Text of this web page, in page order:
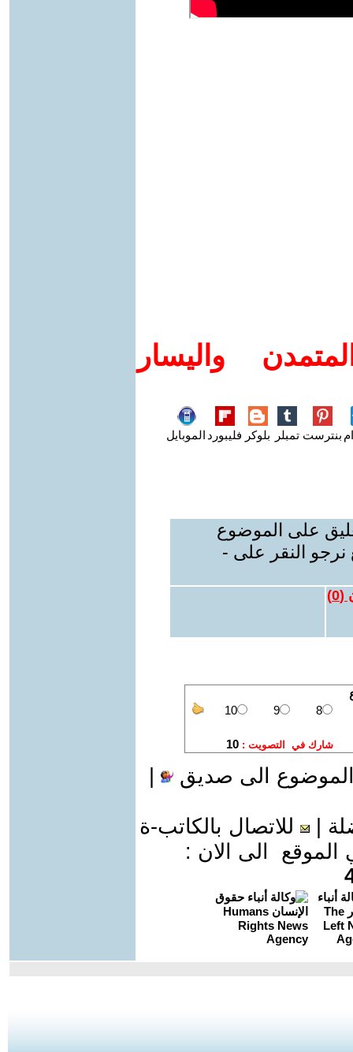
واليسار
بنترست تمبلر بلوكر فليبورد الموبايل
على الموضوع
نرجو النقر على -
(
0
)
الى صديق
للاتصال بالكاتب-ة
الى الان :